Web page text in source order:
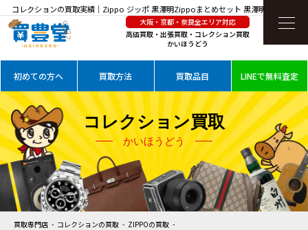
コレクションの買取実績｜Zippo ジッポ 黒澤明Zippoまとめセット 黒澤明 映画50周年
記念 KUROSAWA FILMS 黒澤明 -夢-を高価買取大阪・京都・奈良全エリア対応
高価買取・出張買取・コレクション買取
かいほうどう
初めての方へ 買取方法 買取品目 LINEで無料査定
コレクション買取
かいほうどう
買取専門店 コレクションの買取
ZIPPOの買取